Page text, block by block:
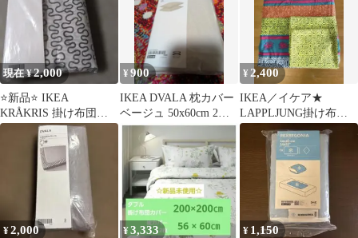
現在 ¥2,000
⭐️新品⭐️ IKEA
KRÅKRIS 掛け布団カ
バー 150x200cm
¥900
IKEA DVALA 枕カバー
ベージュ 50x60cm 2枚
セット
¥ 2,400
IKEA／イケア★
LAPPLJUNG掛け布団
カバー・枕カバーセッ
¥2,000 ¥3,333 ¥ 1,150